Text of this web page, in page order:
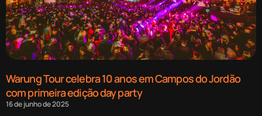
Warung Tour celebra 10 anos em Campos do Jordão
com primeira edição day party
16 de junho de 2025